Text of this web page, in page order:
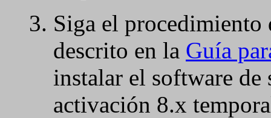
Siga el
descrito en la Guía
instalar el software
activación 8.x